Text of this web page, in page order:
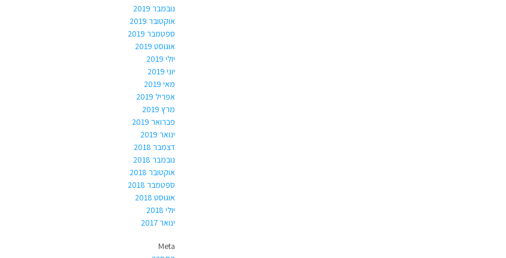
נובמבר 2019
אוקטובר 2019
ספטמבר 2019
אוגוסט 2019
יולי 2019
יוני 2019
מאי 2019
אפריל 2019
מרץ 2019
פברואר 2019
ינואר 2019
דצמבר 2018
נובמבר 2018
אוקטובר 2018
ספטמבר 2018
אוגוסט 2018
יולי 2018
ינואר 2017
Meta